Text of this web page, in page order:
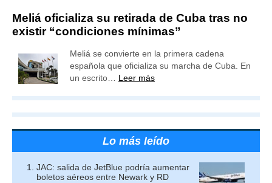
Meliá oficializa su retirada de Cuba tras no
existir “condiciones mínimas”
Meliá se convierte en la primera cadena
española que oficializa su marcha de Cuba. En
un escrito… Leer más
Lo más leído
JAC: salida de JetBlue podría aumentar
boletos aéreos entre Newark y RD